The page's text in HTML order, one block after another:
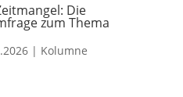
Die
zum Thema
| Kolumne